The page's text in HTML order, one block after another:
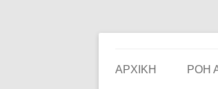
ΑΡΧΙΚΗ ΡΟΗ